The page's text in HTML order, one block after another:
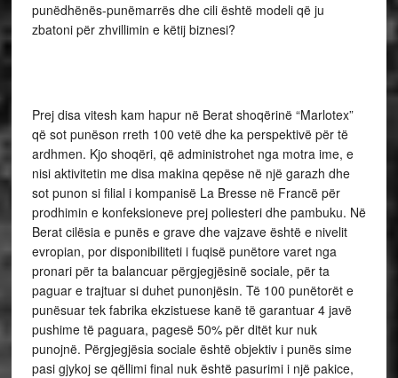
punëdhënës-punëmarrës dhe cili është modeli që ju
zbatoni për zhvillimin e këtij biznesi?
Prej disa vitesh kam hapur në Berat shoqërinë “Marlotex”
që sot punëson rreth 100 vetë dhe ka perspektivë për të
ardhmen. Kjo shoqëri, që administrohet nga motra ime, e
nisi aktivitetin me disa makina qepëse në një garazh dhe
sot punon si filial i kompanisë La Bresse në Francë për
prodhimin e konfeksioneve prej poliesteri dhe pambuku. Në
Berat cilësia e punës e grave dhe vajzave është e nivelit
evropian, por disponibiliteti i fuqisë punëtore varet nga
pronari për ta balancuar përgjegjësinë sociale, për ta
paguar e trajtuar si duhet punonjësin. Të 100 punëtorët e
punësuar tek fabrika ekzistuese kanë të garantuar 4 javë
pushime të paguara, pagesë 50% për ditët kur nuk
punojnë. Përgjegjësia sociale është objektiv i punës sime
pasi gjykoj se qëllimi final nuk është pasurimi i një pakice,